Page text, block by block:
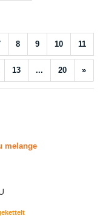
8 9 10 11
13 ... 20 »